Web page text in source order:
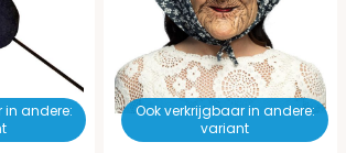
in andere:
Ook verkrijgbaar in andere:
variant